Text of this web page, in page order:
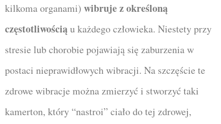
kilkoma organami) wibruje z określoną
częstotliwościąu każdego człowieka. Niestety przy
stresie lub chorobie pojawiają się zaburzenia w
postaci nieprawidłowych wibracji. Na szczęście te
zdrowe wibracje można zmierzyć i stworzyć taki
kamerton, który “nastroi” ciało do tej zdrowej,